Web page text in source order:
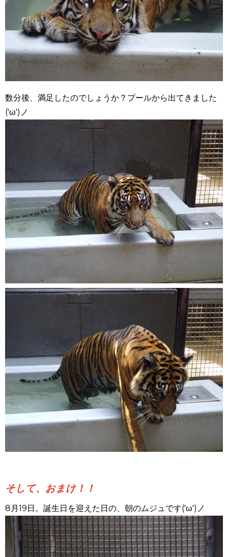
数分後、満足したのでしょうか？プールから出てきました
('ω')ノ
そして、おまけ！！
8月19日。誕生日を迎えた日の、朝のムジュです('ω')ノ